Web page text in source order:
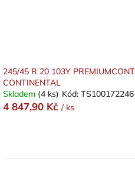
245/45 R 20 103Y
CONTINENTAL
Skladem (4 ks) Kód: TS100172246
4 847,90 Kč / ks